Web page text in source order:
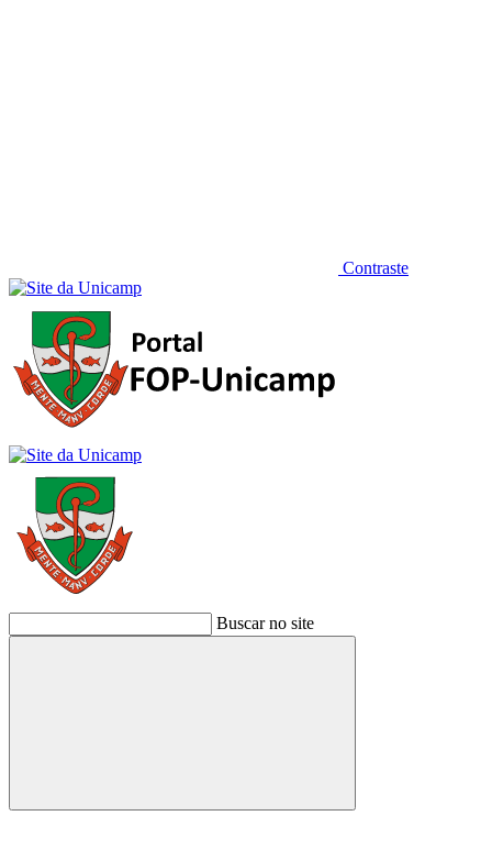
Contraste
Buscar no site
Buscar